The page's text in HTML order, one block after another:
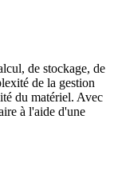
de stockage, de
de la gestion
du matériel. Avec
à l'aide d'une